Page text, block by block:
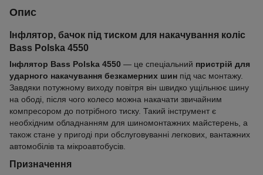
Опис
Інфлятор, бачок під тиском для накачування коліс
Bass Polska 4550
Інфлятор Bass Polska 4550 — це спеціальний пристрій для
ударного накачування безкамерних шин під час монтажу.
Завдяки потужному виходу повітря він швидко ущільнює шину
на ободі, після чого колесо можна накачати звичайним
компресором до потрібного тиску. Такий інструмент є
необхідним обладнанням для шиномонтажних майстерень, а
також стане у пригоді при обслуговуванні легкових, вантажних
автомобілів та мікроавтобусів.
Призначення